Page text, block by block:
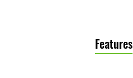
Features